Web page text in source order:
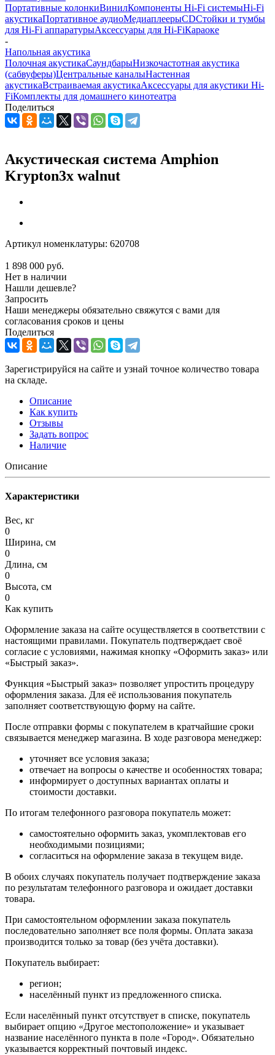
Портативные колонкиВинилКомпоненты Hi-Fi системыHi-Fi
акустикаПортативное аудиоМедиаплеерыCDСтойки и тумбы
для Hi-Fi аппаратурыАксессуары для Hi-FiКараоке
-
Напольная акустика
Полочная акустикаСаундбарыНизкочастотная акустика
(сабвуферы)Центральные каналыНастенная
акустикаВстраиваемая акустикаАксессуары для акустики Hi-
FiКомплекты для домашнего кинотеатра
Поделиться
Акустическая система Amphion
Krypton3x walnut
Артикул номенклатуры: 620708
1 898 000 руб.
Нет в наличии
Нашли дешевле?
Запросить
Наши менеджеры обязательно свяжутся с вами для
согласования сроков и цены
Поделиться
Зарегистрируйся на сайте и узнай точное количество товара
на складе.
Описание
Как купить
Отзывы
Задать вопрос
Наличие
Описание
Характеристики
Вес, кг
0
Ширина, см
0
Длина, см
0
Высота, см
0
Как купить
Оформление заказа на сайте осуществляется в соответствии с
настоящими правилами. Покупатель подтверждает своё
согласие с условиями, нажимая кнопку «Оформить заказ» или
«Быстрый заказ».
Функция «Быстрый заказ» позволяет упростить процедуру
оформления заказа. Для её использования покупатель
заполняет соответствующую форму на сайте.
После отправки формы с покупателем в кратчайшие сроки
связывается менеджер магазина. В ходе разговора менеджер:
уточняет все условия заказа;
отвечает на вопросы о качестве и особенностях товара;
информирует о доступных вариантах оплаты и
стоимости доставки.
По итогам телефонного разговора покупатель может:
самостоятельно оформить заказ, укомплектовав его
необходимыми позициями;
согласиться на оформление заказа в текущем виде.
В обоих случаях покупатель получает подтверждение заказа
по результатам телефонного разговора и ожидает доставки
товара.
При самостоятельном оформлении заказа покупатель
последовательно заполняет все поля формы. Оплата заказа
производится только за товар (без учёта доставки).
Покупатель выбирает:
регион;
населённый пункт из предложенного списка.
Если населённый пункт отсутствует в списке, покупатель
выбирает опцию «Другое местоположение» и указывает
название населённого пункта в поле «Город». Обязательно
указывается корректный почтовый индекс.